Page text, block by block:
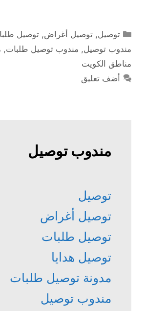
التصنيفات
توصيل,توصيل أغراض,توصيل
مندوب توصيل, مندوب توصيل طلبات,
مناطق الكويت
أضف تعليق
مندوب توصيل
توصيل
توصيل أغراض
توصيل طلبات
توصيل هدايا
مدونة توصيل طلبات
مندوب توصيل